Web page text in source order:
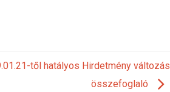
től hatályos Hirdetmény változás
összefoglaló